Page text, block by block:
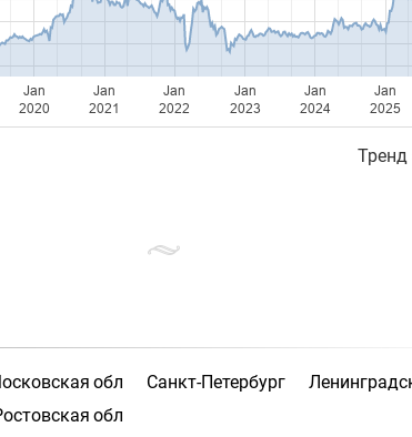
Jan
2020
Jan
2021
Jan
2022
Jan
2023
Jan
2024
Jan
2025
Тренд
обл Санкт-Петербург
обл